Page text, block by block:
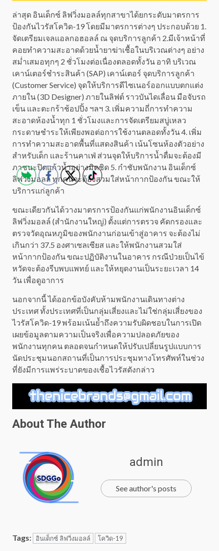
ล่าสุด อินเด็กซ์ ลิฟวิ่งมอลล์ทุกสาขาได้ยกระดับมาตรการ
ป้องกันไวรัสโควิด-19 โดยมีมาตรการต่างๆ ประกอบด้วย 1.
จัดเตรียมเจลแอลกอฮอลล์ ณ จุดบริการลูกค้า 2.มีเจ้าหน้าที่
คอยทำความสะอาดด้วยน้ำยาฆ่าเชื้อในบริเวณต่างๆ อย่าง
สม่ำเสมอทุกๆ 2 ชั่วโมงต่อเนื่องตลอดทั้งวัน อาทิ บริเวณ
เคาน์เตอร์ชำระสินค้า (SAP) เคาน์เตอร์ จุดบริการลูกค้า
(Customer Service) จุดให้บริการดีไซเนอร์ออกแบบตกแต่ง
ภายใน (3D Designer) ภายในลิฟต์ ราวบันไดเลื่อน มือจับรถ
เข็น และตะกร้าช้อปปิ้ง ฯลฯ 3. เพิ่มความถี่การทำความ
สะอาดห้องน้ำทุก 1 ชั่วโมงและการจัดเตรียมสบู่เหลว
กระดาษชำระให้เพียงพอต่อการใช้งานตลอดทั้งวัน 4. เพิ่ม
การทำความสะอาดพื้นที่แสดงสินค้า เน้นโซนห้องตัวอย่าง
สำหรับเด็ก และร้านคาเฟ่ ส่วนจุดให้บริการน้ำดื่มจะต้องมี
ภาชนะปิดแก้วน้ำอย่างมิดชิด 5. กำชับพนักงาน อินเด็กซ์
ลิฟวิ่งมอลล์ ทุกคนจะต้องสวมใส่หน้ากากป้องกัน ขณะให้
บริการแก่ลูกค้า
ขณะเดียวกันได้วางมาตรการป้องกันแก่พนักงานอินเด็กซ์
ลิฟวิ่งมอลล์ (สำนักงานใหญ่) ตั้งแต่การตรวจ คัดกรองและ
ตรวจวัดอุณหภูมิของพนักงานก่อนเข้าสู่อาคาร จะต้องไม่
เกินกว่า 37.5 องศาเซลเซียส และให้พนักงานสวมใส่
หน้ากากป้องกัน ขณะปฏิบัติงานในอาคาร กรณีป่วยเป็นไข้
หวัดจะต้องรีบพบแพทย์ และให้หยุดงานเป็นระยะเวลา 14
วัน เพื่อดูอาการ
นอกจากนี้ ได้ออกข้อบังคับห้ามพนักงานเดินทางต่าง
ประเทศ ทั้งประเทศที่เป็นกลุ่มเสี่ยงและไม่ใช่กลุ่มเสี่ยงของ
ไวรัสโควิด-19 พร้อมเน้นย้ำถึงความรับผิดชอบในการเปิด
เผยข้อมูลตามความเป็นจริงเพื่อความปลอดภัยของ
พนักงานทุกคน ตลอดจนกำหนดให้ปรับเปลี่ยนรูปแบบการ
นัดประชุมนอกสถานที่เป็นการประชุมทางโทรศัพท์ในช่วง
ที่ยังมีการแพร่ระบาดของเชื้อไวรัสดังกล่าว
About The Author
admin
See author's posts
Tags: อินเด็กซ์ ลิฟวิ่งมอลล์ โควิด-19